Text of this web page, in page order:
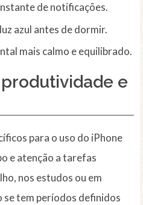
de notificações.
azul antes de dormir.
mais calmo e equilibrado.
e
para o uso do iPhone
e atenção a tarefas
nos estudos ou em
se tem períodos definidos